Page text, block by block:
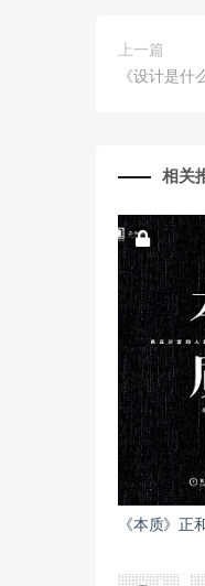
上一篇
《设计是什
相关
《本质》正